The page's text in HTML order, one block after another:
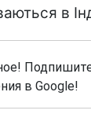
в
в Google!